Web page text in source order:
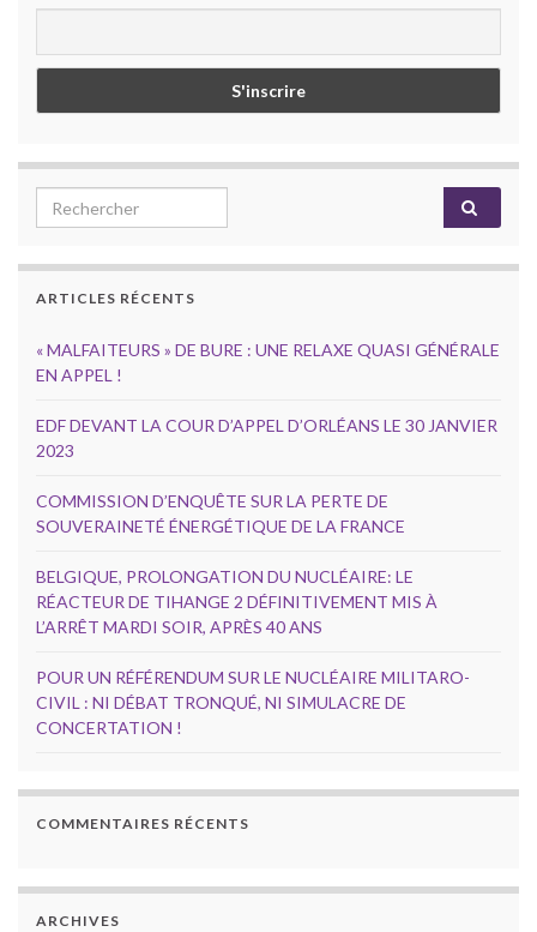
Search for:
ARTICLES RÉCENTS
« MALFAITEURS » DE BURE : UNE RELAXE QUASI GÉNÉRALE
EN APPEL !
EDF DEVANT LA COUR D’APPEL D’ORLÉANS LE 30 JANVIER
2023
COMMISSION D’ENQUÊTE SUR LA PERTE DE
SOUVERAINETÉ ÉNERGÉTIQUE DE LA FRANCE
BELGIQUE, PROLONGATION DU NUCLÉAIRE: LE
RÉACTEUR DE TIHANGE 2 DÉFINITIVEMENT MIS À
L’ARRÊT MARDI SOIR, APRÈS 40 ANS
POUR UN RÉFÉRENDUM SUR LE NUCLÉAIRE MILITARO-
CIVIL : NI DÉBAT TRONQUÉ, NI SIMULACRE DE
CONCERTATION !
COMMENTAIRES RÉCENTS
ARCHIVES